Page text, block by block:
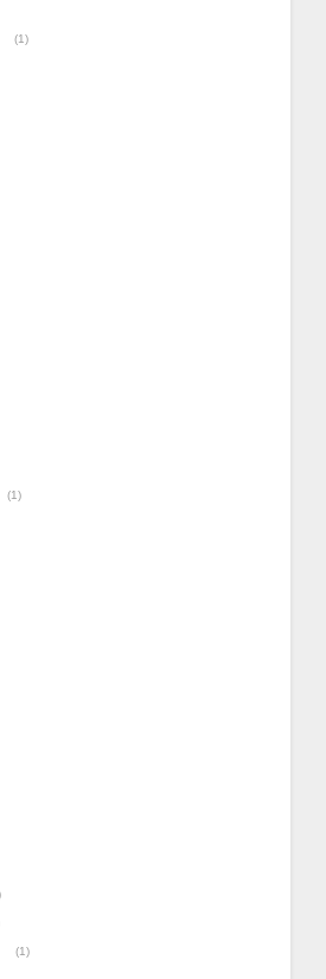
1
1
1